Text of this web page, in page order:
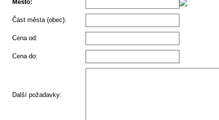
Město:
Část města (obec):
Cena od:
Cena do:
Další požadavky: